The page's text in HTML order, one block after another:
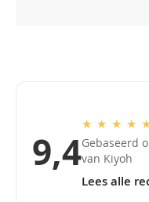
9,4
★ ★ ★ ★
Gebaseerd
van Kiyoh
Lees alle